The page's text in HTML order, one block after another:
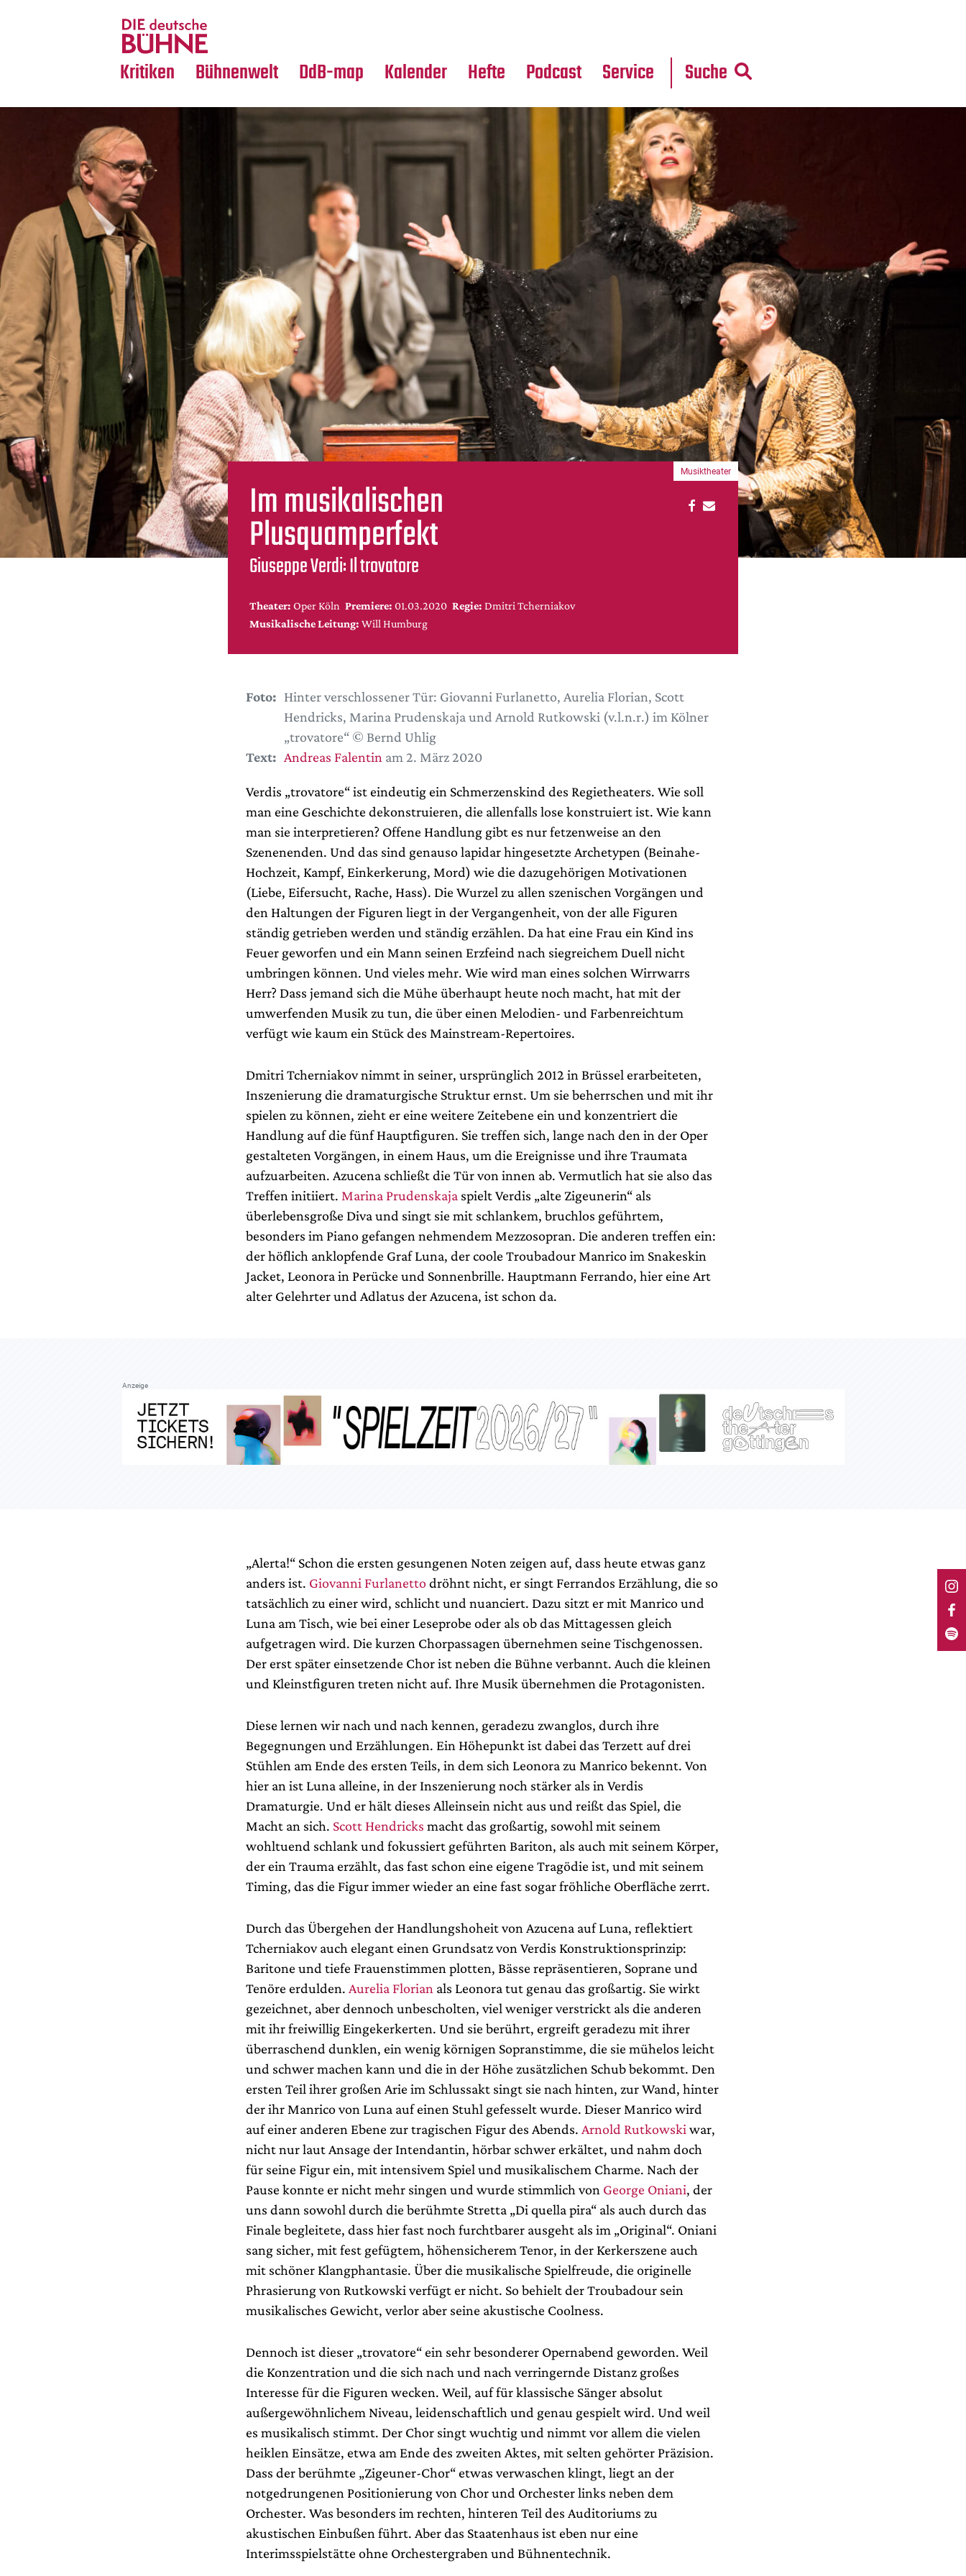
Kritiken
Crossover
Bühnenwelt
Medientipps
DdB-map Kalender Hefte Podcast Service Suche
Im musikalischen
Plusquamperfekt
Giuseppe Verdi: Il trovatore
Theater: Oper Köln Premiere: 01.03.2020 Regie: Dmitri Tcherniakov
Musikalische Leitung: Will Humburg
Musiktheater
Foto: Hinter verschlossener Tür: Giovanni Furlanetto, Aurelia Florian, Scott
Hendricks, Marina Prudenskaja und Arnold Rutkowski (v.l.n.r.) im Kölner
„trovatore“ © Bernd Uhlig
Text: Andreas Falentin am 2. März 2020
Verdis „trovatore“ ist eindeutig ein Schmerzenskind des Regietheaters. Wie soll
man eine Geschichte dekonstruieren, die allenfalls lose konstruiert ist. Wie kann
man sie interpretieren? Offene Handlung gibt es nur fetzenweise an den
Szenenenden. Und das sind genauso lapidar hingesetzte Archetypen (Beinahe-
Hochzeit, Kampf, Einkerkerung, Mord) wie die dazugehörigen Motivationen
(Liebe, Eifersucht, Rache, Hass). Die Wurzel zu allen szenischen Vorgängen und
den Haltungen der Figuren liegt in der Vergangenheit, von der alle Figuren
ständig getrieben werden und ständig erzählen. Da hat eine Frau ein Kind ins
Feuer geworfen und ein Mann seinen Erzfeind nach siegreichem Duell nicht
umbringen können. Und vieles mehr. Wie wird man eines solchen Wirrwarrs
Herr? Dass jemand sich die Mühe überhaupt heute noch macht, hat mit der
umwerfenden Musik zu tun, die über einen Melodien- und Farbenreichtum
verfügt wie kaum ein Stück des Mainstream-Repertoires.
Dmitri Tcherniakov nimmt in seiner, ursprünglich 2012 in Brüssel erarbeiteten,
Inszenierung die dramaturgische Struktur ernst. Um sie beherrschen und mit ihr
spielen zu können, zieht er eine weitere Zeitebene ein und konzentriert die
Handlung auf die fünf Hauptfiguren. Sie treffen sich, lange nach den in der Oper
gestalteten Vorgängen, in einem Haus, um die Ereignisse und ihre Traumata
aufzuarbeiten. Azucena schließt die Tür von innen ab. Vermutlich hat sie also das
Treffen initiiert. Marina Prudenskaja spielt Verdis „alte Zigeunerin“ als
überlebensgroße Diva und singt sie mit schlankem, bruchlos geführtem,
besonders im Piano gefangen nehmendem Mezzosopran. Die anderen treffen ein:
der höflich anklopfende Graf Luna, der coole Troubadour Manrico im Snakeskin
Jacket, Leonora in Perücke und Sonnenbrille. Hauptmann Ferrando, hier eine Art
alter Gelehrter und Adlatus der Azucena, ist schon da.
Anzeige
„Alerta!“ Schon die ersten gesungenen Noten zeigen auf, dass heute etwas ganz
anders ist. Giovanni Furlanetto dröhnt nicht, er singt Ferrandos Erzählung, die so
tatsächlich zu einer wird, schlicht und nuanciert. Dazu sitzt er mit Manrico und
Luna am Tisch, wie bei einer Leseprobe oder als ob das Mittagessen gleich
aufgetragen wird. Die kurzen Chorpassagen übernehmen seine Tischgenossen.
Der erst später einsetzende Chor ist neben die Bühne verbannt. Auch die kleinen
und Kleinstfiguren treten nicht auf. Ihre Musik übernehmen die Protagonisten.
Diese lernen wir nach und nach kennen, geradezu zwanglos, durch ihre
Begegnungen und Erzählungen. Ein Höhepunkt ist dabei das Terzett auf drei
Stühlen am Ende des ersten Teils, in dem sich Leonora zu Manrico bekennt. Von
hier an ist Luna alleine, in der Inszenierung noch stärker als in Verdis
Dramaturgie. Und er hält dieses Alleinsein nicht aus und reißt das Spiel, die
Macht an sich. Scott Hendricks macht das großartig, sowohl mit seinem
wohltuend schlank und fokussiert geführten Bariton, als auch mit seinem Körper,
der ein Trauma erzählt, das fast schon eine eigene Tragödie ist, und mit seinem
Timing, das die Figur immer wieder an eine fast sogar fröhliche Oberfläche zerrt.
Durch das Übergehen der Handlungshoheit von Azucena auf Luna, reflektiert
Tcherniakov auch elegant einen Grundsatz von Verdis Konstruktionsprinzip:
Baritone und tiefe Frauenstimmen plotten, Bässe repräsentieren, Soprane und
Tenöre erdulden. Aurelia Florian als Leonora tut genau das großartig. Sie wirkt
gezeichnet, aber dennoch unbescholten, viel weniger verstrickt als die anderen
mit ihr freiwillig Eingekerkerten. Und sie berührt, ergreift geradezu mit ihrer
überraschend dunklen, ein wenig körnigen Sopranstimme, die sie mühelos leicht
und schwer machen kann und die in der Höhe zusätzlichen Schub bekommt. Den
ersten Teil ihrer großen Arie im Schlussakt singt sie nach hinten, zur Wand, hinter
der ihr Manrico von Luna auf einen Stuhl gefesselt wurde. Dieser Manrico wird
auf einer anderen Ebene zur tragischen Figur des Abends. Arnold Rutkowski war,
nicht nur laut Ansage der Intendantin, hörbar schwer erkältet, und nahm doch
für seine Figur ein, mit intensivem Spiel und musikalischem Charme. Nach der
Pause konnte er nicht mehr singen und wurde stimmlich von George Oniani, der
uns dann sowohl durch die berühmte Stretta „Di quella pira“ als auch durch das
Finale begleitete, dass hier fast noch furchtbarer ausgeht als im „Original“. Oniani
sang sicher, mit fest gefügtem, höhensicherem Tenor, in der Kerkerszene auch
mit schöner Klangphantasie. Über die musikalische Spielfreude, die originelle
Phrasierung von Rutkowski verfügt er nicht. So behielt der Troubadour sein
musikalisches Gewicht, verlor aber seine akustische Coolness.
Dennoch ist dieser „trovatore“ ein sehr besonderer Opernabend geworden. Weil
die Konzentration und die sich nach und nach verringernde Distanz großes
Interesse für die Figuren wecken. Weil, auf für klassische Sänger absolut
außergewöhnlichem Niveau, leidenschaftlich und genau gespielt wird. Und weil
es musikalisch stimmt. Der Chor singt wuchtig und nimmt vor allem die vielen
heiklen Einsätze, etwa am Ende des zweiten Aktes, mit selten gehörter Präzision.
Dass der berühmte „Zigeuner-Chor“ etwas verwaschen klingt, liegt an der
notgedrungenen Positionierung von Chor und Orchester links neben dem
Orchester. Was besonders im rechten, hinteren Teil des Auditoriums zu
akustischen Einbußen führt. Aber das Staatenhaus ist eben nur eine
Interimsspielstätte ohne Orchestergraben und Bühnentechnik.